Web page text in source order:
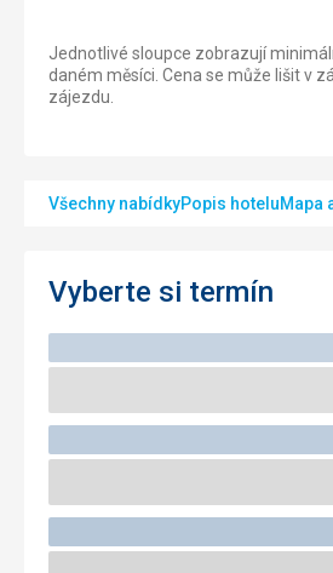
Jednotlivé sloupce zobrazují
daném měsíci. Cena se může lišit v
zájezdu.
Všechny nabídkyPopis hoteluMapa
Vyberte si termín